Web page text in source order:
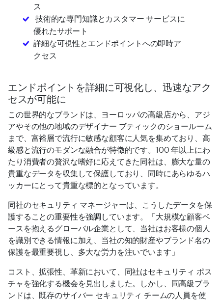
ス
技術的な専門知識とカスタマー サービスに
優れたサポート
詳細な可視性とエンドポイントへの即時ア
クセス
エンドポイントを詳細に可視化し、迅速なアク
セスが可能に
この世界的なブランドは、ヨーロッパの高級店から、アジ
アやその他の地域のデザイナー ブティックのショールーム
まで、富裕層で流行に敏感な顧客に人気を集めており、高
級感と流行のモダンな融合が特徴的です。100 年以上にわ
たり消費者の贅沢な嗜好に応えてきた同社は、膨大な量の
貴重なデータを収集して保護しており、同時にあらゆるハ
ッカーにとって貴重な標的となっています。
同社のセキュリティ マネージャーは、こうしたデータを保
護することの重要性を強調しています。「大規模な顧客ベ
ースを抱えるグローバル企業として、当社はお客様の個人
を識別できる情報に加え、当社の知的財産やブランド名の
保護を最重要視し、多大な労力を注いでいます」
コスト、拡張性、革新において、同社はセキュリティ ポス
チャを強化する機会を見出しました。しかし、同高級ブラ
ンドは、既存のサイバー セキュリティ チームの人員を使